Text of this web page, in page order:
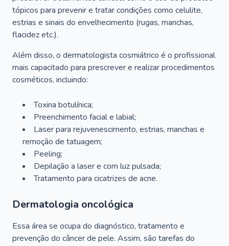
tópicos para prevenir e tratar condições como celulite,
estrias e sinais do envelhecimento (rugas, manchas,
flacidez etc.).
Além disso, o dermatologista cosmiátrico é o profissional
mais capacitado para prescrever e realizar procedimentos
cosméticos, incluindo:
Toxina botulínica;
Preenchimento facial e labial;
Laser para rejuvenescimento, estrias, manchas e
remoção de tatuagem;
Peeling;
Depilação a laser e com luz pulsada;
Tratamento para cicatrizes de acne.
Dermatologia oncológica
Essa área se ocupa do diagnóstico, tratamento e
prevenção do câncer de pele. Assim, são tarefas do